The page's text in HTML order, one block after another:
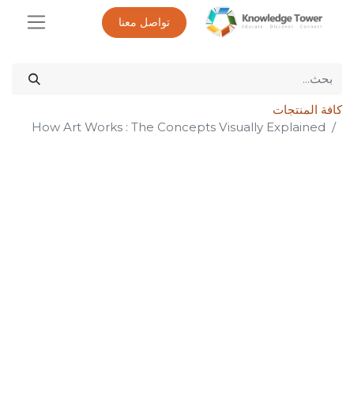
تواصل معنا
كافة المنتجات
How Art Works : The Concepts Visually Explained